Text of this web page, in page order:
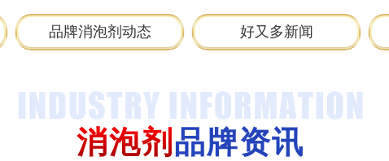
品牌消泡剂动态 好又多新闻
消泡剂品牌资讯